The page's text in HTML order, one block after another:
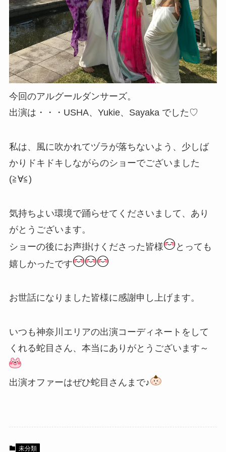
今回のアルグールダンサーズ。
出演は・・・USHA、Yukie、Sayaka でした♡
私は、風に吹かれてヅラが落ちないよう、少しば
かりドキドキしながらのショーでございました
(≧∀≦)
気持ちよい環境で踊らせてくださいまして、あり
がとうございます。
ショーの後にお声掛けくださった皆様
とっても
嬉しかったです
お世話になりました皆様に感謝申し上げます。
いつも神奈川エリアの出演コーディネートをして
くれる蛇目さん、本当にありがとうございます～
出演オファーはぜひ蛇目さんまで♪
未分類